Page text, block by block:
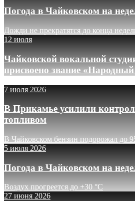
Погода в Чайковском на
Дожди не прекратятся до конца
12 июля
Чайковской вокальной
присвоено звание
7 июля 2026
В Прикамье усилили
топливом
В Чайковском бензин подорожал до
5 июля 2026
Погода в Чайковском на
Воздух прогреется до +30 °C
27 июня 2026